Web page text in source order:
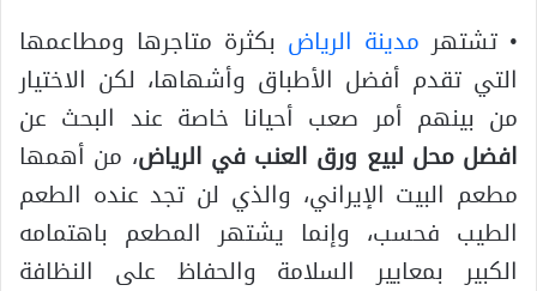
• تشتهر مدينة الرياض بكثرة متاجرها ومطاعمها
التي تقدم أفضل الأطباق وأشهاها، لكن الاختيار
من بينهم أمر صعب أحيانا خاصة عند البحث عن
افضل محل لبيع ورق العنب في الرياض، من أهمها
مطعم البيت الإيراني، والذي لن تجد عنده الطعم
الطيب فحسب، وإنما يشتهر المطعم باهتمامه
الكبير بمعايير السلامة والحفاظ على النظافة